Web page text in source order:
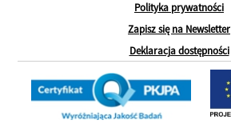
Polityka prywatności
Zapisz się na Newsletter
Deklaracja dostępności